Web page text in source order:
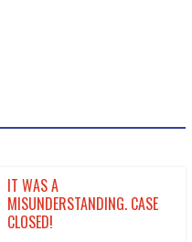
IT WAS A
MISUNDERSTANDING. CASE
CLOSED!